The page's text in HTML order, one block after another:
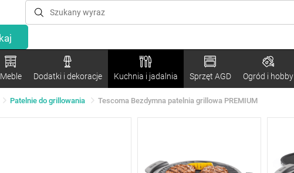
Meble Dodatki i dekoracje Kuchnia i jadalnia Sprzęt AGD Ogród i hobby
Patelnie do grillowania Tescoma Bezdymna patelnia grillowa PREMIUM